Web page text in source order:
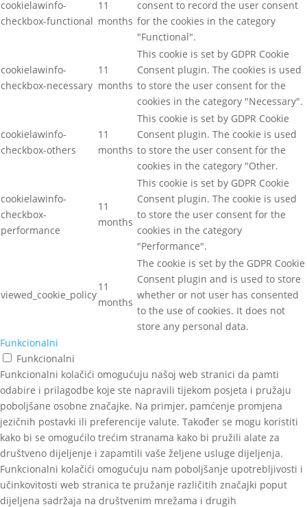
cookielawinfo-
checkbox-functional
11
months
consent to record the user consent
for the cookies in the category
"Functional".
cookielawinfo-
checkbox-necessary
11
months
This cookie is set by GDPR Cookie
Consent plugin. The cookies is used
to store the user consent for the
cookies in the category "Necessary".
cookielawinfo-
checkbox-others
11
months
This cookie is set by GDPR Cookie
Consent plugin. The cookie is used
to store the user consent for the
cookies in the category "Other.
cookielawinfo-
checkbox-
performance
11
months
This cookie is set by GDPR Cookie
Consent plugin. The cookie is used
to store the user consent for the
cookies in the category
"Performance".
viewed_cookie_policy
11
months
The cookie is set by the GDPR Cookie
Consent plugin and is used to store
whether or not user has consented
to the use of cookies. It does not
store any personal data.
Funkcionalni
Funkcionalni
Funkcionalni kolačići omogućuju našoj web stranici da pamti
odabire i prilagodbe koje ste napravili tijekom posjeta i pružaju
poboljšane osobne značajke. Na primjer, pamćenje promjena
jezičnih postavki ili preferencije valute. Također se mogu koristiti
kako bi se omogućilo trećim stranama kako bi pružili alate za
društveno dijeljenje i zapamtili vaše željene usluge dijeljenja.
Funkcionalni kolačići omogućuju nam poboljšanje upotrebljivosti i
učinkovitosti web stranica te pružanje različitih značajki poput
dijeljena sadržaja na društvenim mrežama i drugih